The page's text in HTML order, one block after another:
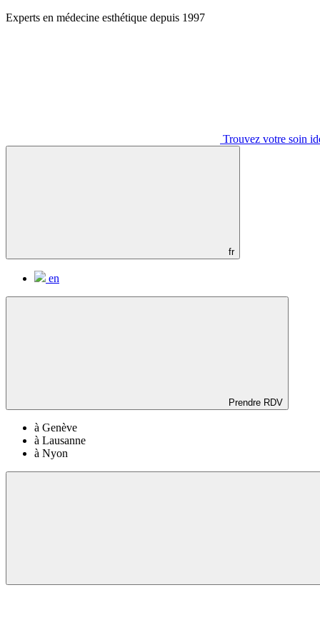
Aller
Experts en médecine esthétique depuis 1997
Trouvez votre soin
fr
en
Prendre RDV
à Genève
à Lausanne
à Nyon